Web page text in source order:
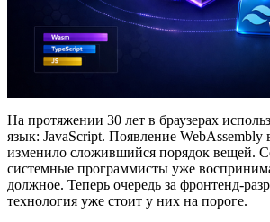
На протяжении 30 лет в браузерах
язык: JavaScript. Появление WebAssembly
изменило сложившийся порядок вещей.
системные программисты уже
должное. Теперь очередь за фронтенд-
технология уже стоит у них на пороге.